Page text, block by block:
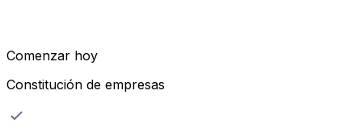
Comenzar hoy
Constitución de empresas